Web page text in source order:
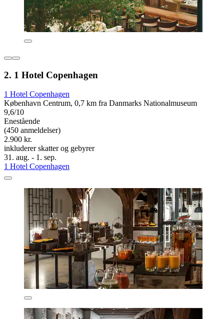
2. 1 Hotel Copenhagen
1 Hotel Copenhagen
København Centrum, 0,7 km fra Danmarks Nationalmuseum
9,6/10
Enestående
(450 anmeldelser)
2.900 kr.
inkluderer skatter og gebyrer
31. aug. - 1. sep.
1 Hotel Copenhagen